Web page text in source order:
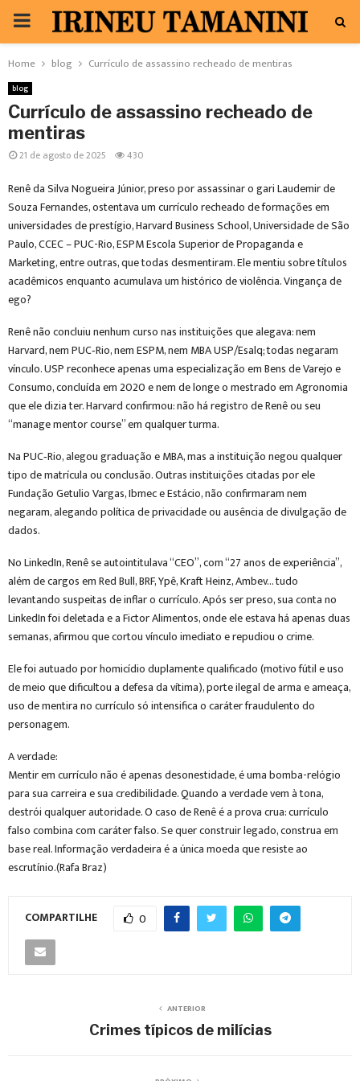
PRIMARY
MENU
Home blog Currículo de assassino recheado de mentiras
blog
Currículo de assassino recheado de
mentiras
21 de agosto de 2025 430
Renê da Silva Nogueira Júnior, preso por assassinar o gari Laudemir de
Souza Fernandes, ostentava um currículo recheado de formações em
universidades de prestígio, Harvard Business School, Universidade de São
Paulo, CCEC – PUC-Rio, ESPM Escola Superior de Propaganda e
Marketing, entre outras, que todas desmentiram. Ele mentiu sobre títulos
acadêmicos enquanto acumulava um histórico de violência. Vingança de
ego?
Renê não concluiu nenhum curso nas instituições que alegava: nem
Harvard, nem PUC‑Rio, nem ESPM, nem MBA USP/Esalq; todas negaram
vínculo. USP reconhece apenas uma especialização em Bens de Varejo e
Consumo, concluída em 2020 e nem de longe o mestrado em Agronomia
que ele dizia ter. Harvard confirmou: não há registro de Renê ou seu
“manage mentor course” em qualquer turma.
Na PUC‑Rio, alegou graduação e MBA, mas a instituição negou qualquer
tipo de matrícula ou conclusão. Outras instituições citadas por ele
Fundação Getulio Vargas, Ibmec e Estácio, não confirmaram nem
negaram, alegando política de privacidade ou ausência de divulgação de
dados.
No LinkedIn, Renê se autointitulava “CEO”, com “27 anos de experiência”,
além de cargos em Red Bull, BRF, Ypê, Kraft Heinz, Ambev… tudo
levantando suspeitas de inflar o currículo. Após ser preso, sua conta no
LinkedIn foi deletada e a Fictor Alimentos, onde ele estava há apenas duas
semanas, afirmou que cortou vínculo imediato e repudiou o crime.
Ele foi autuado por homicídio duplamente qualificado (motivo fútil e uso
de meio que dificultou a defesa da vítima), porte ilegal de arma e ameaça,
uso de mentira no currículo só intensifica o caráter fraudulento do
personagem.
A verdade:
Mentir em currículo não é apenas desonestidade, é uma bomba-relógio
para sua carreira e sua credibilidade. Quando a verdade vem à tona,
destrói qualquer autoridade. O caso de Renê é a prova crua: currículo
falso combina com caráter falso. Se quer construir legado, construa em
base real. Informação verdadeira é a única moeda que resiste ao
escrutínio.(Rafa Braz)
COMPARTILHE 0
ANTERIOR
Crimes típicos de milícias